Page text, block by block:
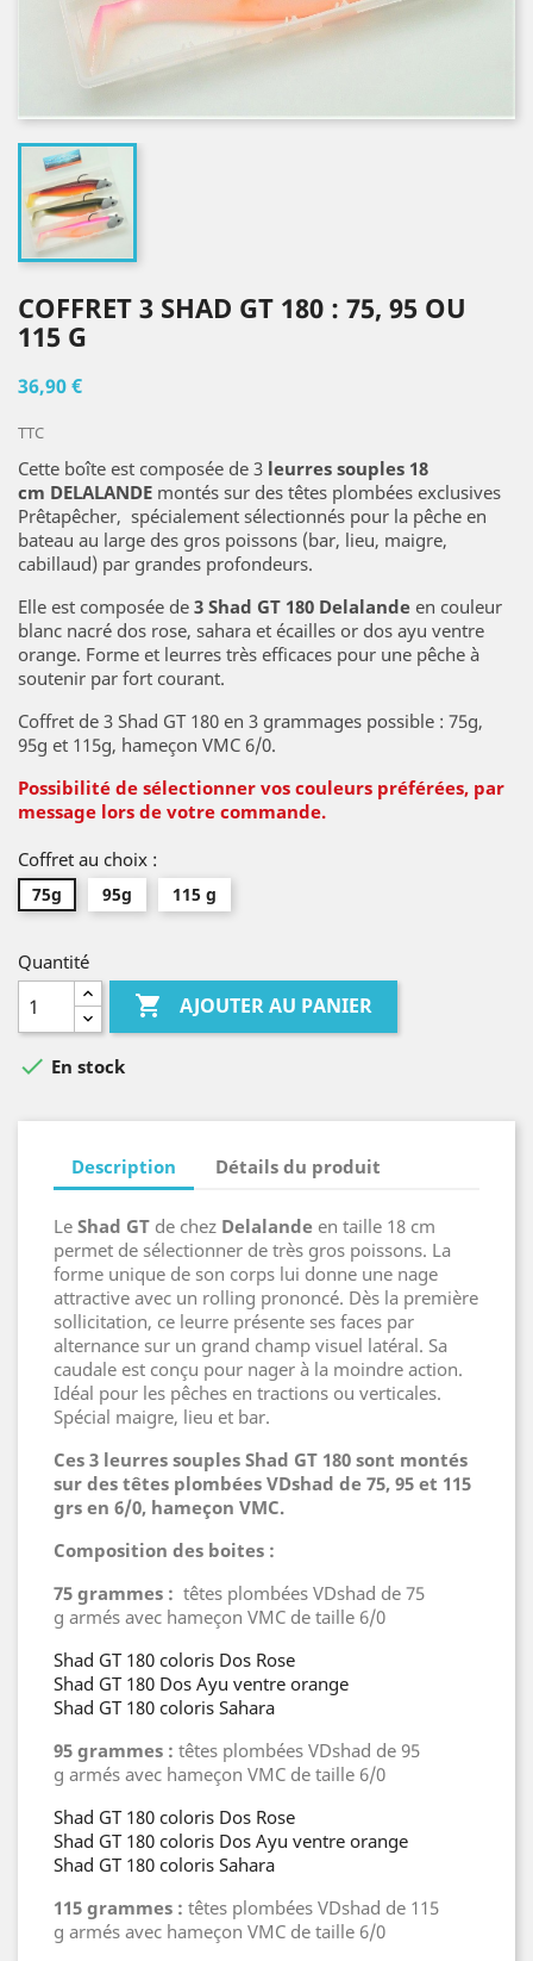
COFFRET 3 SHAD GT 180 : 75, 95 OU
115 G
36,90 €
TTC
Cette boîte est composée de 3 leurres souples 18
cm DELALANDE montés sur des têtes plombées exclusives
Prêtapêcher, spécialement sélectionnés pour la pêche en
bateau au large des gros poissons (bar, lieu, maigre,
cabillaud) par grandes profondeurs.
Elle est composée de 3 Shad GT 180 Delalande en couleur
blanc nacré dos rose, sahara et écailles or dos ayu ventre
orange. Forme et leurres très efficaces pour une pêche à
soutenir par fort courant.
Coffret de 3 Shad GT 180 en 3 grammages possible : 75g,
95g et 115g, hameçon VMC 6/0.
Possibilité de sélectionner vos couleurs préférées, par
message lors de votre commande.
Coffret au choix :
75g 95g 115 g
Quantité
 AJOUTER AU PANIER
 En stock
Description Détails du produit
Le Shad GT de chez Delalande en taille 18 cm
permet de sélectionner de très gros poissons. La
forme unique de son corps lui donne une nage
attractive avec un rolling prononcé. Dès la première
sollicitation, ce leurre présente ses faces par
alternance sur un grand champ visuel latéral. Sa
caudale est conçu pour nager à la moindre action.
Idéal pour les pêches en tractions ou verticales.
Spécial maigre, lieu et bar.
Ces 3 leurres souples Shad GT 180 sont montés
sur des têtes plombées VDshad de 75, 95 et 115
grs en 6/0, hameçon VMC.
Composition des boites :
75 grammes : têtes plombées VDshad de 75
g armés avec hameçon VMC de taille 6/0
Shad GT 180 coloris Dos Rose
Shad GT 180 Dos Ayu ventre orange
Shad GT 180 coloris Sahara
95 grammes : têtes plombées VDshad de 95
g armés avec hameçon VMC de taille 6/0
Shad GT 180 coloris Dos Rose
Shad GT 180 coloris Dos Ayu ventre orange
Shad GT 180 coloris Sahara
115 grammes : têtes plombées VDshad de 115
g armés avec hameçon VMC de taille 6/0